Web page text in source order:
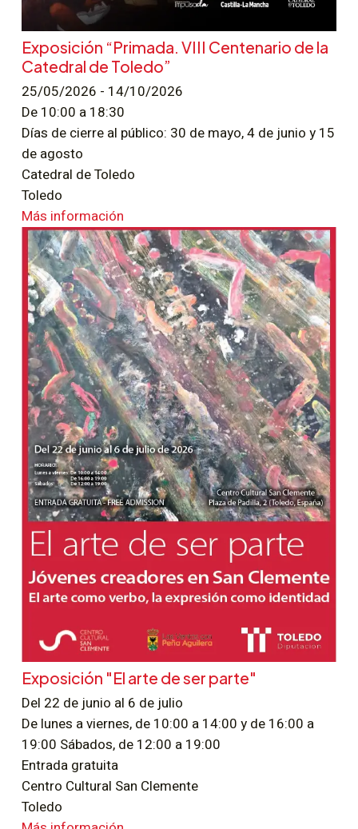
Exposición “Primada. VIII Centenario de la
Catedral de Toledo”
25/05/2026 - 14/10/2026
De 10:00 a 18:30
Días de cierre al público: 30 de mayo, 4 de junio y 15
de agosto
Catedral de Toledo
Toledo
Más información
Exposición "El arte de ser parte"
Del 22 de junio al 6 de julio
De lunes a viernes, de 10:00 a 14:00 y de 16:00 a
19:00 Sábados, de 12:00 a 19:00
Entrada gratuita
Centro Cultural San Clemente
Toledo